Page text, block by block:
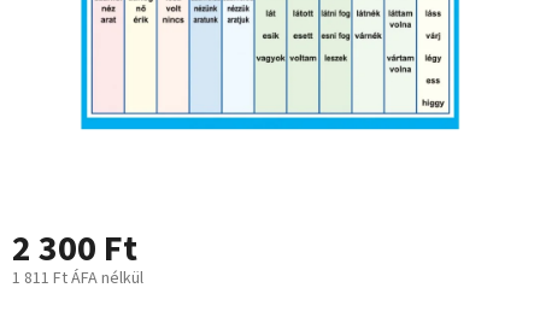
2 300 Ft
1 811 Ft ÁFA nélkül